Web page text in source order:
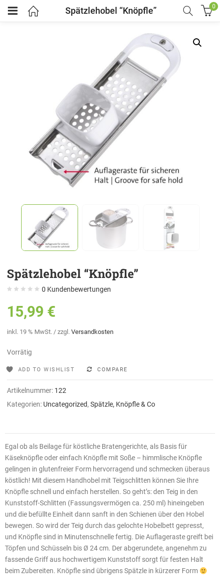
Spätzlehobel “Knöpfle” 0
Spätzlehobel “Knöpfle”
0 Kundenbewertungen
15,99 €
inkl. 19 % MwSt. / zzgl.Versandkosten
Vorrätig
ADD TO WISHLIST COMPARE
Artikelnummer: 122
Kategorien: Uncategorized,Spätzle, Knöpfle & Co
Egal ob als Beilage für köstliche Bratengerichte, als Basis für
Käseknöpfle oder einfach Knöpfle mit Soße – himmlische Knöpfle
gelingen in glutenfreier Form hervorragend und schmecken überaus
köstlich! Mit diesem Handhobel mit Teigschlitten können Sie Ihre
Knöpfle schnell und einfach herstellen. So geht’s: den Teig in den
Kunststoff-Schlitten (Fassungsvermögen ca. 250 ml) hineingeben
und die befüllte Einheit dann sanft in den Schienen über den Hobel
bewegen. So wird der Teig durch das gelochte Hobelbett gepresst,
und Knöpfle sind in Minutenschnelle fertig. Die Auflageraste greift bei
Töpfen und Schüsseln bis Ø 24 cm. Der abgerundete, angenehm zu
fassende Griff aus hochwertigem Kunststoff sorgt für festen Halt
beim Zubereiten. Knöpfle sind übrigens Spätzle in kürzerer Form